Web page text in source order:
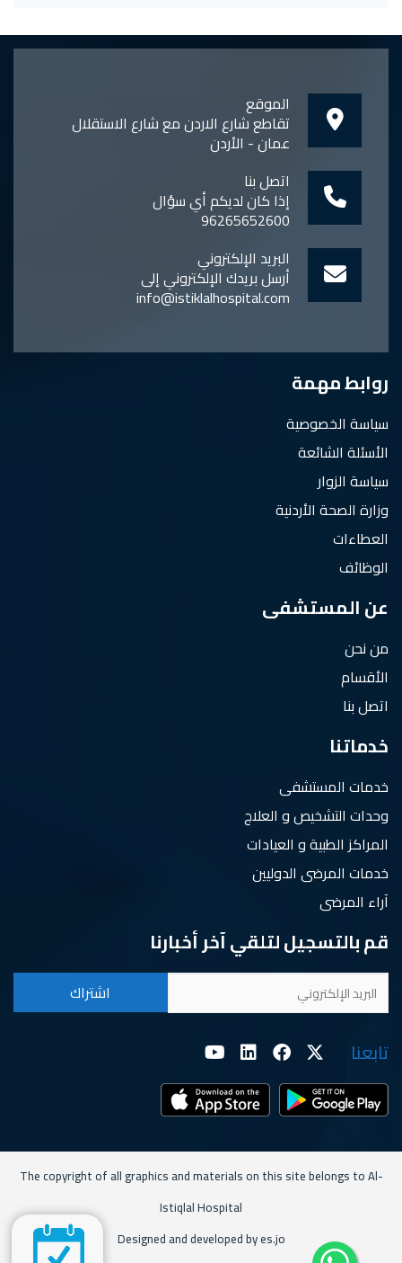
الموقع
تقاطع شارع الاردن مع شارع الاستقلال
عمان - الأردن
اتصل بنا
إذا كان لديكم أي سؤال
96265652600
البريد الإلكتروني
أرسل بريدك الإلكتروني إلى
info@istiklalhospital.com
روابط مهمة
سياسة الخصوصية
الأسئلة الشائعة
سياسة الزوار
وزارة الصحة الأردنية
العطاءات
الوظائف
عن المستشفى
من نحن
الأقسام
اتصل بنا
خدماتنا
خدمات المستشفى
وحدات التشخيص و العلاج
المراكز الطبية و العيادات
خدمات المرضى الدوليين
آراء المرضى
قم بالتسجيل لتلقي آخر أخبارنا
تابعنا
The copyright of all graphics and materials on this site belongs to Al-
Istiqlal Hospital
Designed and developed by es.jo